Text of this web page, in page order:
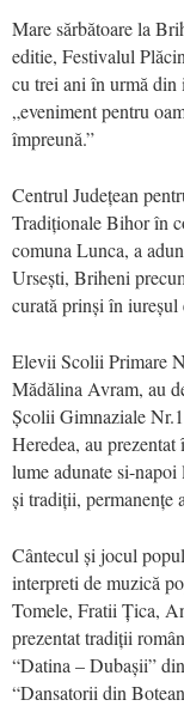
Mare sărbătoare la
editie, Festivalul
cu trei ani în urmă
„eveniment pentru
împreună.”
Centrul Județean
Tradiționale Bihor în
comuna Lunca, a
Ursești, Briheni
curată prinși în iureșul
Elevii Scolii Primare
Mădălina Avram, au
Școlii Gimnaziale
Heredea, au
lume adunate si-
și tradiții, permanențe
Cântecul și jocul
interpreti de muzică
Tomele, Fratii Țica,
prezentat tradiții
“Datina – Dubașii”
“Dansatorii din